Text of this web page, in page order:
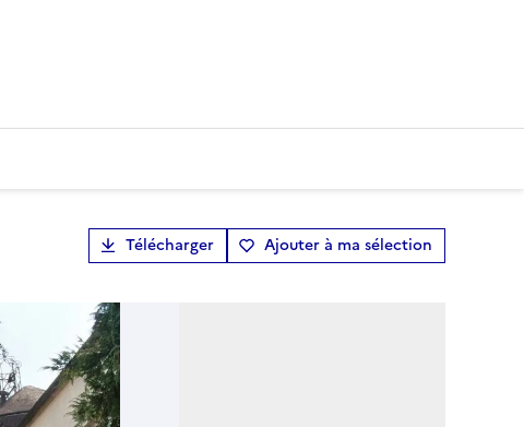
Télécharger Ajouter à ma sélection